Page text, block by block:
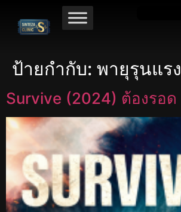
ป้ายกำกับ: พายุรุนแรง
Survive (2024) ต้องรอด